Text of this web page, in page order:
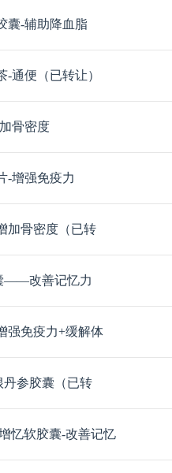
囊-辅助降血脂
通便（已转让）
骨密度
-增强免疫力
加骨密度（已转
——改善记忆力
强免疫力+缓解体
参胶囊（已转
忆软胶囊-改善记忆